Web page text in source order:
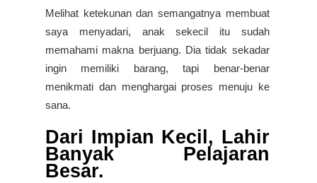
Melihat ketekunan dan semangatnya membuat
saya menyadari, anak sekecil itu sudah
memahami makna berjuang. Dia tidak sekadar
ingin memiliki barang, tapi benar-benar
menikmati dan menghargai proses menuju ke
sana.
Dari Impian Kecil, Lahir
Banyak Pelajaran
Besar.